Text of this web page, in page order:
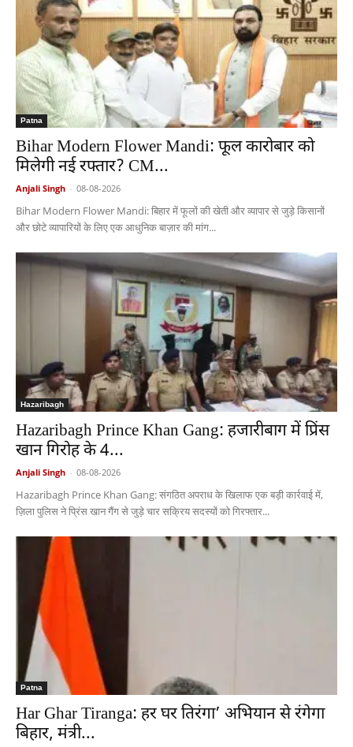
Patna
Bihar Modern Flower Mandi: फूल कारोबार को
मिलेगी नई रफ्तार? CM...
Anjali Singh - 08-08-2026
Bihar Modern Flower Mandi: बिहार में फूलों की खेती और व्यापार से जुड़े किसानों
और छोटे व्यापारियों के लिए एक आधुनिक बाज़ार की मांग...
Hazaribagh
Hazaribagh Prince Khan Gang: हजारीबाग में प्रिंस
खान गिरोह के 4...
Anjali Singh - 08-08-2026
Hazaribagh Prince Khan Gang: संगठित अपराध के खिलाफ एक बड़ी कार्रवाई में,
ज़िला पुलिस ने प्रिंस खान गैंग से जुड़े चार सक्रिय सदस्यों को गिरफ्तार...
Patna
Har Ghar Tiranga: हर घर तिरंगा’ अभियान से रंगेगा
बिहार, मंत्री...